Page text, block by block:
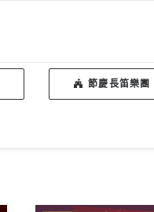
節慶長笛樂團